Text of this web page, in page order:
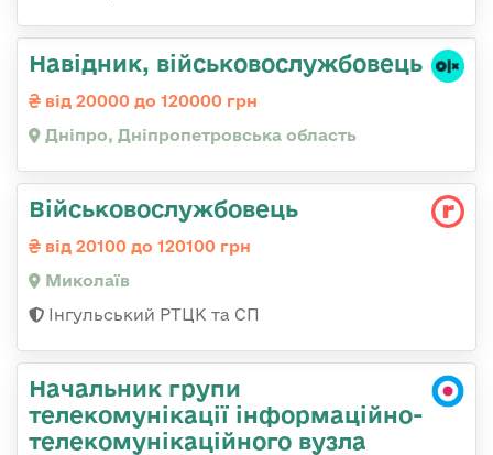
Навідник, військовослужбовець
від 20000 до 120000 грн
Дніпро, Дніпропетровська область
Військовослужбовець
від 20100 до 120100 грн
Миколаїв
Інгульський РТЦК та СП
Начальник групи
телекомунікації інформаційно-
телекомунікаційного вузла